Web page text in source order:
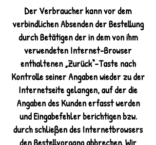
Der Verbraucher kann vor dem
verbindlichen Absenden der Bestellung
durch Betätigen der in dem von ihm
verwendeten Internet-Browser
enthaltenen „Zurück“-Taste nach
Kontrolle seiner Angaben wieder zu der
Internetseite gelangen, auf der die
Angaben des Kunden erfasst werden
und Eingabefehler berichtigen bzw.
durch schließen des Internetbrowsers